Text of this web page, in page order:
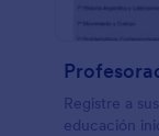
Registre a
educación